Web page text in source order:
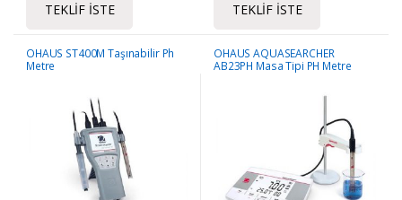
TEKLIF İSTE TEKLIF İSTE
OHAUS ST400M Taşınabilir Ph
Metre
OHAUS AQUASEARCHER
AB23PH Masa Tipi PH Metre